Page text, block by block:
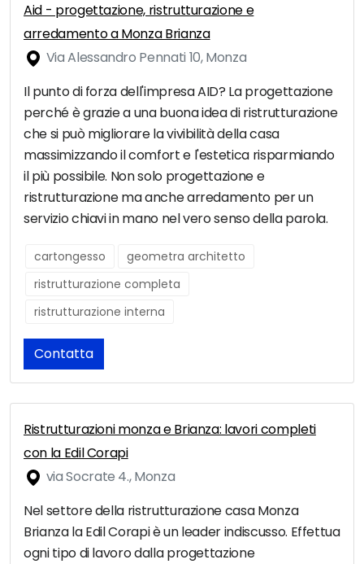
Aid - progettazione, ristrutturazione e
arredamento a Monza Brianza
Via Alessandro Pennati 10, Monza
Il punto di forza dell'impresa AID? La progettazione
perché è grazie a una buona idea di ristrutturazione
che si può migliorare la vivibilità della casa
massimizzando il comfort e l'estetica risparmiando
il più possibile. Non solo progettazione e
ristrutturazione ma anche arredamento per un
servizio chiavi in mano nel vero senso della parola.
cartongesso
geometra architetto
ristrutturazione completa
ristrutturazione interna
Contatta
Ristrutturazioni monza e Brianza: lavori completi
con la Edil Corapi
via Socrate 4., Monza
Nel settore della ristrutturazione casa Monza
Brianza la Edil Corapi è un leader indiscusso. Effettua
ogni tipo di lavoro dalla progettazione